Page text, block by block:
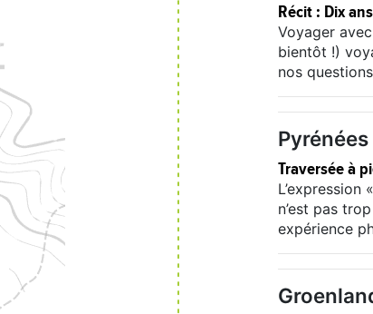
Récit : Dix
Voyager
bientôt !)
nos
Pyrénées
Traversée à
n’est pas
expérience